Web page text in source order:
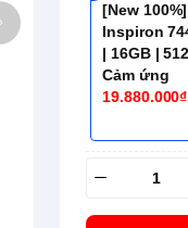
[New
Inspiron
| 16GB |
Cảm ứng
19.880.000₫